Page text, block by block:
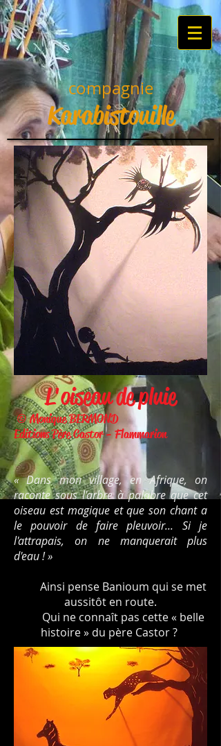
compagnie
Karabistouille
L'oiseau de pluie
© Monique BERMOND
Editions Père Castor - Flammarion
«Dans mon village, en Afrique, on
raconte sous l'arbre à palabre que cet
oiseau est magique et que son chant a
le pouvoir de faire pleuvoir... Si je
l'attrapais, on ne manquerait plus
d'eau ! »
Ainsi pense Banioum qui se met
aussitôt en route.
Qui ne connaît pas cette « belle
histoire » du père Castor ?